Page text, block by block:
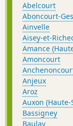
Abelcourt
Aboncourt-
Ainvelle
Aisey-et-
Amance
Amoncourt
Anjeux
Aroz
Auxon (Haute-
Bassigney
Baulay